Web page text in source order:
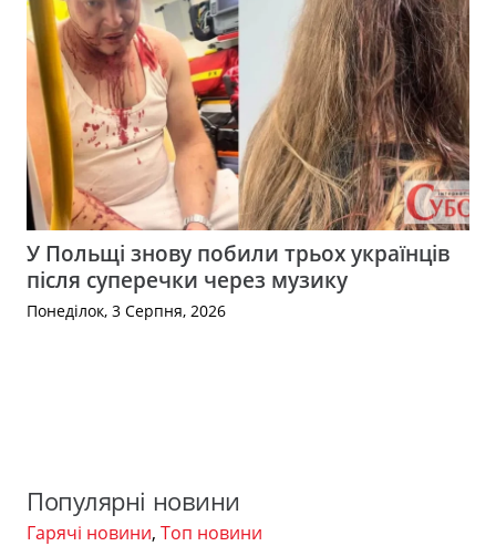
У Польщі знову побили трьох українців
після суперечки через музику
Понеділок, 3 Серпня, 2026
Популярні новини
Гарячі новини, Топ новини